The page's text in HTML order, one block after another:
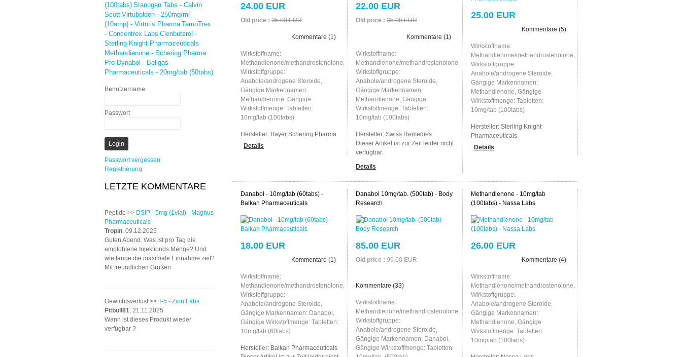
24.00 EUR
Old price : 35.00 EUR
Kommentare (1)
Wirkstoffname:
Methandienone/methandrostenolone,
Wirkstoffgruppe:
Anabole/androgene Steroide,
Gängige Markennamen:
Methandienone, Gängige
Wirkstoffmenge: Tabletten:
10mg/tab (100tabs)
Hersteller: Bayer Schering Pharma
Details
22.00 EUR
Old price : 35.00 EUR
Kommentare (1)
Wirkstoffname:
Methandienone/methandrostenolone,
Wirkstoffgruppe:
Anabole/androgene Steroide,
Gängige Markennamen:
Methandienone, Gängige
Wirkstoffmenge: Tabletten:
10mg/tab (100tabs)
Hersteller: Swiss Remedies
Dieser Artikel ist zur Zeit leider nicht
verfügbar.
Details
25.00 EUR
Kommentare (5)
Wirkstoffname:
Methandienone/methandrostenolone,
Wirkstoffgruppe:
Anabole/androgene Steroide,
Gängige Markennamen:
Methandienone, Gängige
Wirkstoffmenge: Tabletten:
10mg/tab (100tabs)
Hersteller: Sterling Knight
Pharmaceuticals
Details
Danabol - 10mg/tab (60tabs) -
Balkan Pharmaceuticals
18.00 EUR
Kommentare (1)
Wirkstoffname:
Methandienone/methandrostenolone,
Wirkstoffgruppe:
Anabole/androgene Steroide,
Gängige Markennamen: Danabol,
Gängige Wirkstoffmenge: Tabletten:
10mg/tab (60tabs)
Hersteller: Balkan Pharmaceuticals
Danabol 10mg/tab. (500tab) - Body
Research
85.00 EUR
Old price : 99.00 EUR
Kommentare (33)
Wirkstoffname:
Methandienone/methandrostenolone,
Wirkstoffgruppe:
Anabole/androgene Steroide,
Gängige Markennamen: Danabol,
Gängige Wirkstoffmenge: Tabletten:
Methandienone - 10mg/tab
(100tabs) - Nassa Labs
26.00 EUR
Kommentare (4)
Wirkstoffname:
Methandienone/methandrostenolone,
Wirkstoffgruppe:
Anabole/androgene Steroide,
Gängige Markennamen:
Methandienone, Gängige
Wirkstoffmenge: Tabletten:
10mg/tab (100tabs)
(100tabs) Stanogen Tabs - Calvin
Scott Virtubolden - 250mg/ml
(10amp) - Virtutis Pharma TamoTrex
- Concentrex Labs Clenbuterol -
Sterling Knight Pharmaceuticals
Methandienone - Schering Pharma
Pro-Dynabol - Beligas
Pharmaceuticals - 20mg/tab (50tabs)
Benutzername
Passwort
Passwort vergessen
Registrierung
LETZTE KOMMENTARE
Peptide >> DSIP - 5mg (1vial) - Magnus
Pharmaceuticals
Tropin, 09.12.2025
Guten Abend. Was ist pro Tag die
empfohlene Injektionds Menge? Und
wie lange die maximale Einnahme zeit?
Mit freundlichen Grüßen
Gewichtsverlust >> T-5 - Zion Labs
Pitbull81, 21.11.2025
Wann ist dieses Produkt wieder
verfügbar ?